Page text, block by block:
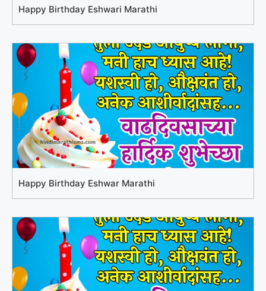
Happy Birthday Eshwari Marathi
Happy Birthday Eshwar Marathi